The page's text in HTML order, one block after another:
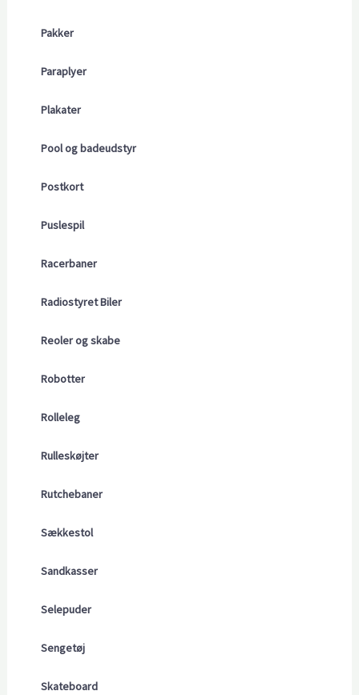
Pakker
Paraplyer
Plakater
Pool og badeudstyr
Postkort
Puslespil
Racerbaner
Radiostyret Biler
Reoler og skabe
Robotter
Rolleleg
Rulleskøjter
Rutchebaner
Sækkestol
Sandkasser
Selepuder
Sengetøj
Skateboard